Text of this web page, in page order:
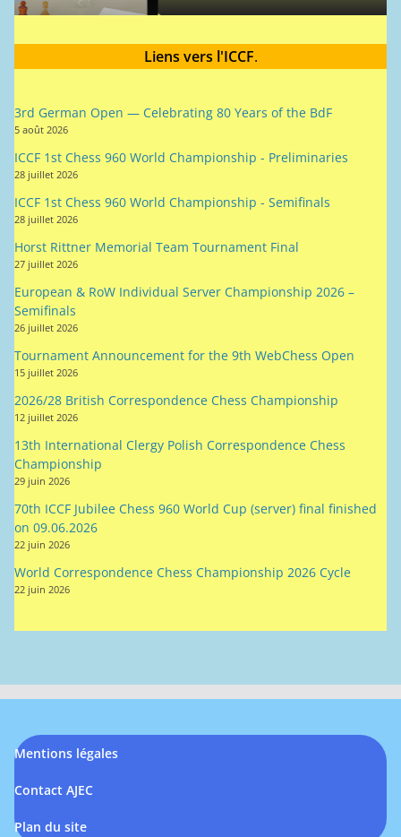
Liens vers l'ICCF.
3rd German Open — Celebrating 80 Years of the BdF
5 août 2026
ICCF 1st Chess 960 World Championship - Preliminaries
28 juillet 2026
ICCF 1st Chess 960 World Championship - Semifinals
28 juillet 2026
Horst Rittner Memorial Team Tournament Final
27 juillet 2026
European & RoW Individual Server Championship 2026 –
Semifinals
26 juillet 2026
Tournament Announcement for the 9th WebChess Open
15 juillet 2026
2026/28 British Correspondence Chess Championship
12 juillet 2026
13th International Clergy Polish Correspondence Chess
Championship
29 juin 2026
70th ICCF Jubilee Chess 960 World Cup (server) final finished
on 09.06.2026
22 juin 2026
World Correspondence Chess Championship 2026 Cycle
22 juin 2026
Mentions légales
Contact AJEC
Plan du site